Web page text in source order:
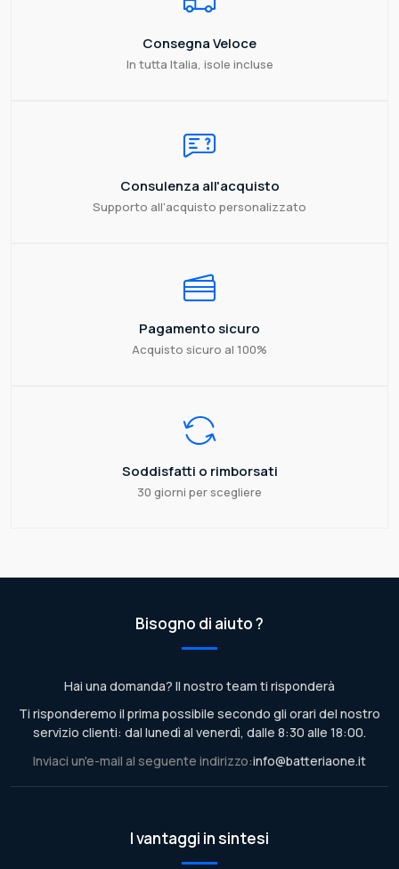
Consegna Veloce
In tutta Italia, isole incluse
Consulenza all'acquisto
Supporto all'acquisto personalizzato
Pagamento sicuro
Acquisto sicuro al 100%
Soddisfatti o rimborsati
30 giorni per scegliere
Bisogno di aiuto ?
Hai una domanda? Il nostro team ti risponderà
Ti risponderemo il prima possibile secondo gli orari del nostro
servizio clienti: dal lunedì al venerdì, dalle 8:30 alle 18:00.
Inviaci un'e-mail al seguente indirizzo:info@batteriaone.it
I vantaggi in sintesi